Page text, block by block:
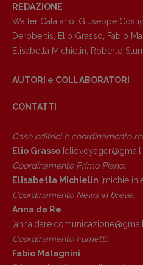
Coordinamento Pulp for kids
media:
Valentina Marcoli
[valentina.marcoli@gmail.
REDAZIONE
Walter Catalano Giuseppe
Derobertis
Elio Grasso Fabio
Elisabetta Michielin
Roberto
AUTORI e COLLABORATORI
CONTATTI
Case editrici e coordinamento
Elio Grasso
Coordinamento Primo Piano:
Elisabetta Michielin
Coordinamento News in breve:
Anna da Re
[anna.dare.comunicazione@gmail.
Coordinamento Fumetti:
Fabio Malagnini